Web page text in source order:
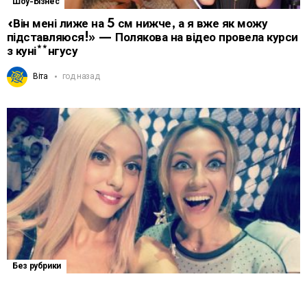
«Він мені лиже на 5 см нижче, а я вже як можу
підставляюся!» — Полякова на відео провела курси
з куні**нгусу
Віта год назад
Без рубрики